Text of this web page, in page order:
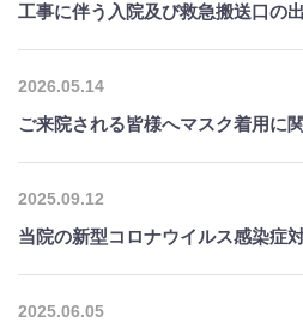
工事に伴う入院及び救急搬送口の
2026.05.14
ご来院される皆様へマスク着用に
2025.09.12
当院の新型コロナウイルス感染症
2025.06.05